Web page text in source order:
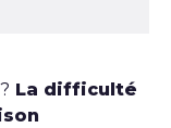
La difficulté